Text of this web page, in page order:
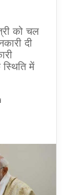
को चल
दी
में